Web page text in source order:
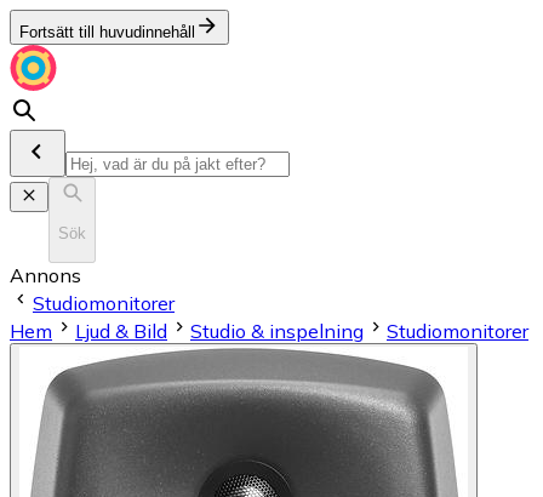
Fortsätt till huvudinnehåll
Sök
Annons
Studiomonitorer
Hem
Ljud & Bild Studio & inspelning Studiomonitorer